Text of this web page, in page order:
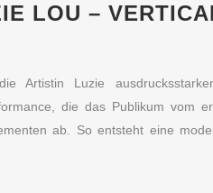
LOU –
Artistin Luzie
die das Publikum vom
ab. So entsteht eine